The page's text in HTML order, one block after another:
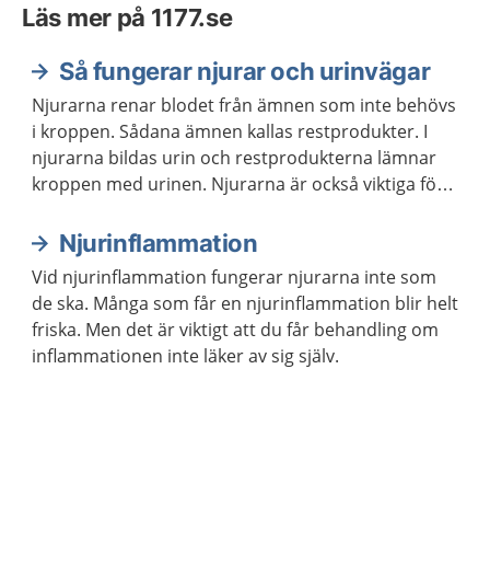
Läs mer på 1177.se
Så fungerar njurar och urinvägar
Njurarna renar blodet från ämnen som inte behövs
i kroppen. Sådana ämnen kallas restprodukter. I
njurarna bildas urin och restprodukterna lämnar
kroppen med urinen. Njurarna är också viktiga för
blodtrycket i kroppen.
Njurinflammation
Vid njurinflammation fungerar njurarna inte som
de ska. Många som får en njurinflammation blir helt
friska. Men det är viktigt att du får behandling om
inflammationen inte läker av sig själv.